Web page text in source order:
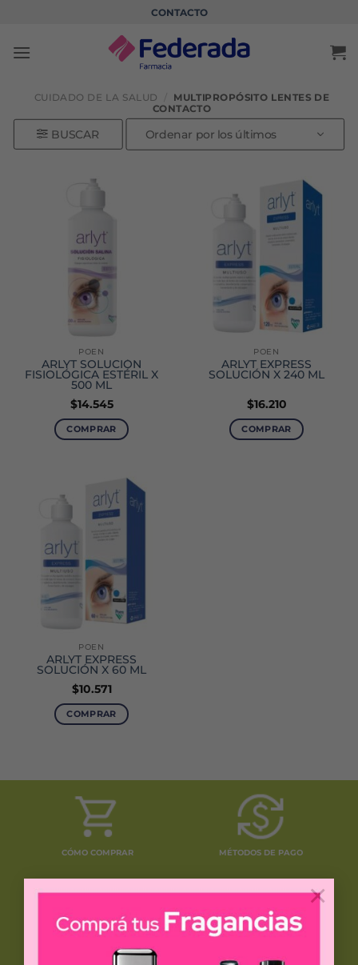
×
contenido
CONTACTO
CUIDADO DE LA SALUD MULTIPROPÓSITO LENTES DE
CONTACTO
BUSCAR
POEN
ARLYT SOLUCIÓN
FISIOLÓGICA ESTÉRIL X
500 ML
$14.545
COMPRAR
POEN
ARLYT EXPRESS
SOLUCIÓN X 240 ML
$16.210
COMPRAR
POEN
ARLYT EXPRESS
SOLUCIÓN X 60 ML
$10.571
COMPRAR
CÓMO COMPRAR MÉTODOS DE PAGO
PREGUNTAS FRECUENTES